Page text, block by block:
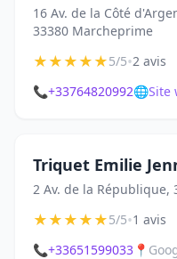
16 Av. de la Côté
33380 Marcheprime
★★★★★5/5•2 avis
📞+33764820992🌐Site
Triquet Emilie
2 Av. de la République,
★★★★★5/5•1 avis
📞+33651599033 📍